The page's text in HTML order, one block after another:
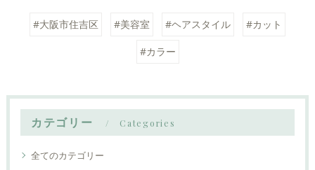
#大阪市住吉区 #美容室 #ヘアスタイル #カット
#カラー
カテゴリー Categories
全てのカテゴリー